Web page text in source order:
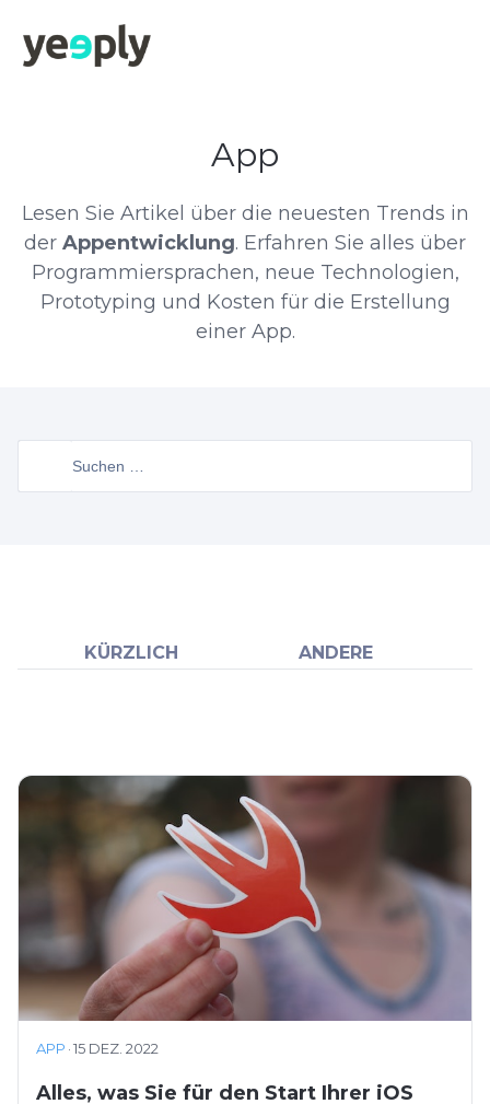
App
Lesen Sie Artikel über die neuesten Trends in
der Appentwicklung. Erfahren Sie alles über
Programmiersprachen, neue Technologien,
Prototyping und Kosten für die Erstellung
einer App.
KÜRZLICH ANDERE
APP ·15 DEZ. 2022
Alles, was Sie für den Start Ihrer iOS